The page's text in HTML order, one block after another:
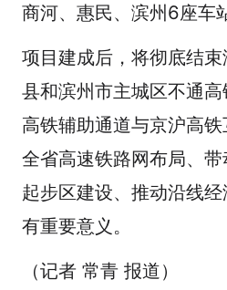
商河、惠民、滨州6座车
项目建成后，将彻底结
县和滨州市主城区不通
高铁辅助通道与京沪高
全省高速铁路网布局、
起步区建设、推动沿线
有重要意义。
（记者 常青 报道）